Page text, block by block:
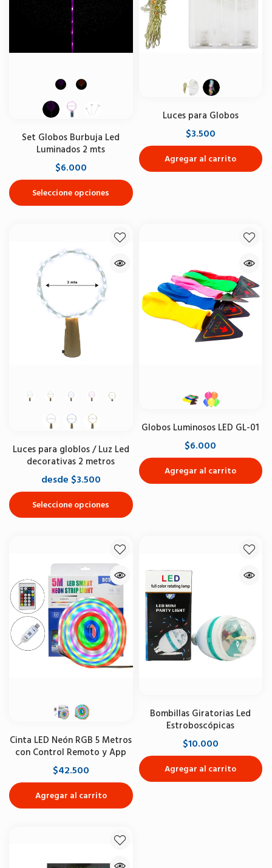
Set Globos Burbuja Led
Luminados 2 mts
$6.000
Seleccione opciones
Luces para Globos
$3.500
Agregar al carrito
Luces para globlos / Luz Led
decorativas 2 metros
desde $3.500
Seleccione opciones
Globos Luminosos LED GL-01
$6.000
Agregar al carrito
Cinta LED Neón RGB 5 Metros
con Control Remoto y App
$42.500
Agregar al carrito
Bombillas Giratorias Led
Estroboscópicas
$10.000
Agregar al carrito